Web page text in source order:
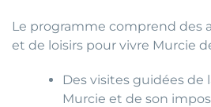
Le programme comprend des
et de loisirs pour vivre Murcie
Des visites guidées de
Murcie et de son